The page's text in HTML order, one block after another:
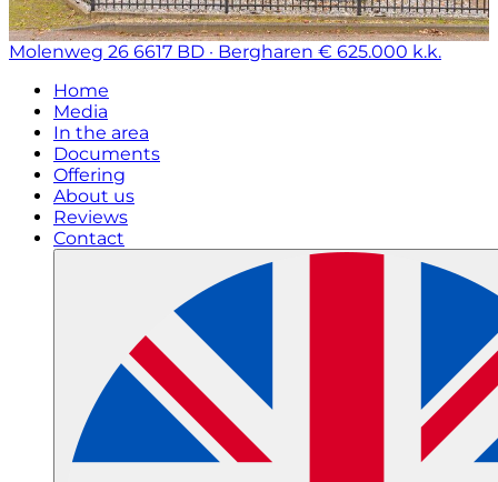
Molenweg 26 6617 BD · Bergharen € 625.000 k.k.
Home
Media
In the area
Documents
Offering
About us
Reviews
Contact